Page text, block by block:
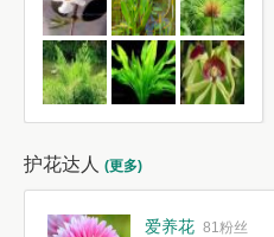
护花达人 (更多)
爱养花 81粉丝